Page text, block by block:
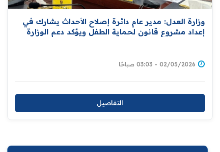
وزارة العدل: مدير عام دائرة إصلاح الأحداث يشارك في
إعداد مشروع قانون لحماية الطفل ويؤكد دعم الوزارة
02/05/2026 - 03:03 صباحًا
التفاصيل